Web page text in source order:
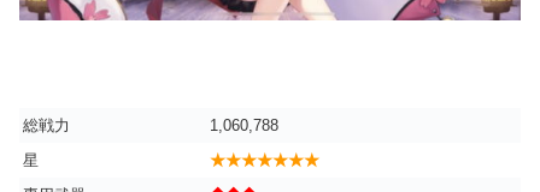
総戦力
1,060,788
星
★★★★★★★